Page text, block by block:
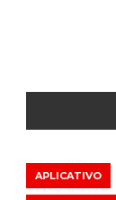
APLICATIVO